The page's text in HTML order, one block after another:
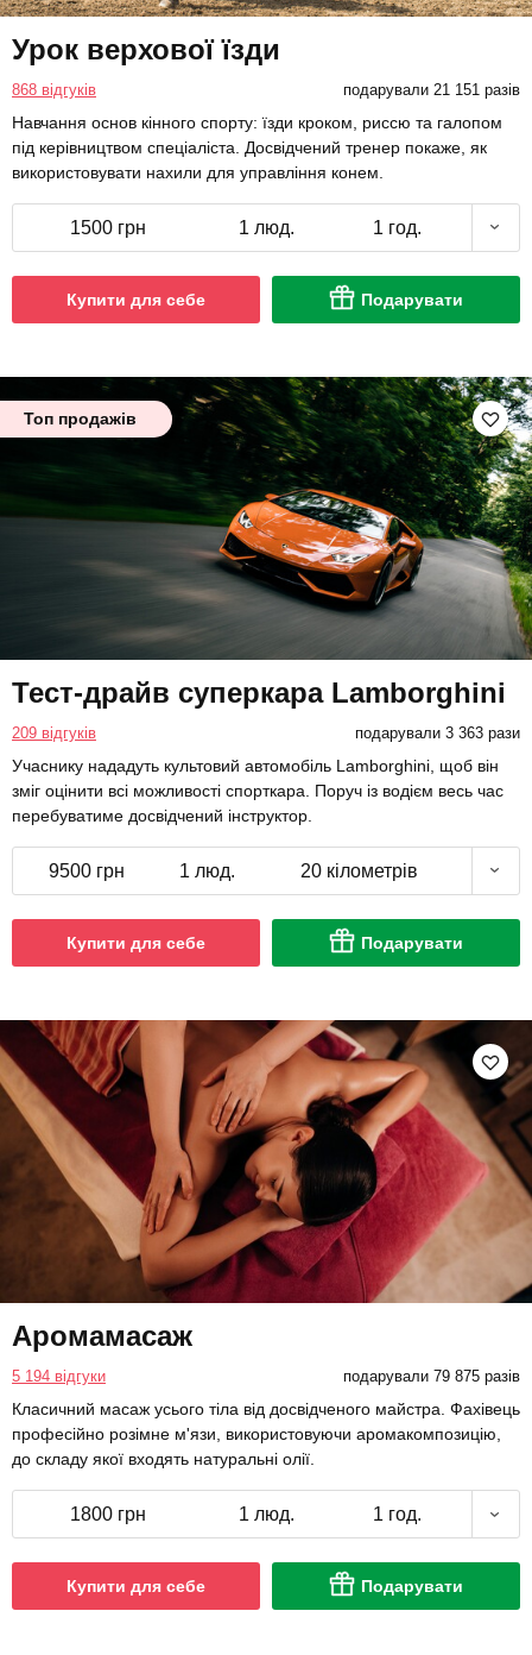
Урок верхової їзди
868 відгуків подарували 21 151 разів
Навчання основ кінного спорту: їзди кроком, риссю та галопом
під керівництвом спеціаліста. Досвідчений тренер покаже, як
використовувати нахили для управління конем.
1500 грн 1 люд. 1 год.
Купити для себе Подарувати
Топ продажів
Тест-драйв суперкара Lamborghini
209 відгуків подарували 3 363 рази
Учаснику нададуть культовий автомобіль Lamborghini, щоб він
зміг оцінити всі можливості спорткара. Поруч із водієм весь час
перебуватиме досвідчений інструктор.
9500 грн 1 люд. 20 кілометрів
Купити для себе Подарувати
Аромамасаж
5 194 відгуки подарували 79 875 разів
Класичний масаж усього тіла від досвідченого майстра. Фахівець
професійно розімне м'язи, використовуючи аромакомпозицію,
до складу якої входять натуральні олії.
1800 грн 1 люд. 1 год.
Купити для себе Подарувати